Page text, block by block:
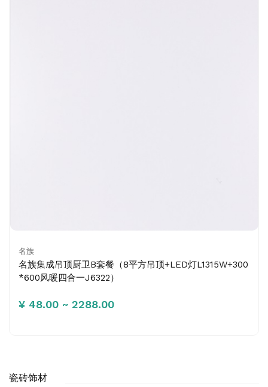
名族
名族集成吊顶厨卫B套餐（8平方吊顶+LED灯L1315W+300
*600风暖四合一J6322）
¥ 48.00 ~ 2288.00
瓷砖饰材